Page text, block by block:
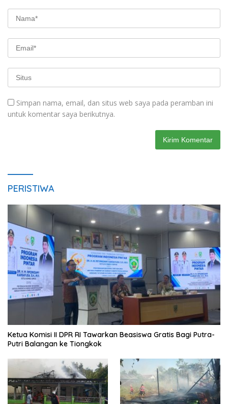
Simpan nama, email, dan situs web saya pada peramban ini
untuk komentar saya berikutnya.
PERISTIWA
Ketua Komisi II DPR RI Tawarkan Beasiswa Gratis Bagi Putra-
Putri Balangan ke Tiongkok